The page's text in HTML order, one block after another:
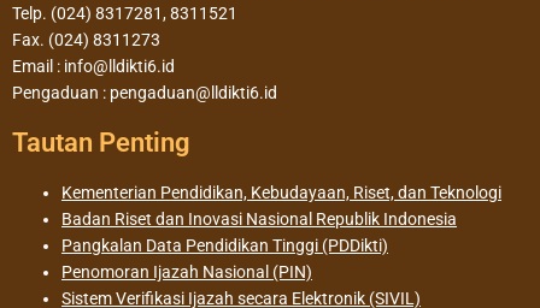
Telp. (024) 8317281, 8311521
Fax. (024) 8311273
Email : info@lldikti6.id
Pengaduan : pengaduan@lldikti6.id
Tautan Penting
Kementerian Pendidikan, Kebudayaan, Riset, dan Teknologi
Badan Riset dan Inovasi Nasional Republik Indonesia
Pangkalan Data Pendidikan Tinggi (PDDikti)
Penomoran Ijazah Nasional (PIN)
Sistem Verifikasi Ijazah secara Elektronik (SIVIL)